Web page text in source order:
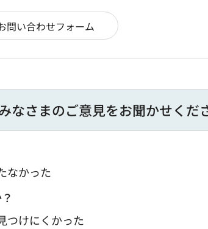
なさまのご意見をお聞かせくだ
なかった
つけにくかった